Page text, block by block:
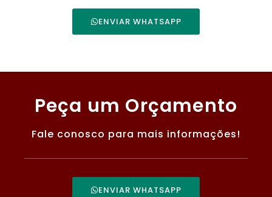
ENVIAR WHATSAPP
Peça um Orçamento
Fale conosco para mais informações!
ENVIAR WHATSAPP